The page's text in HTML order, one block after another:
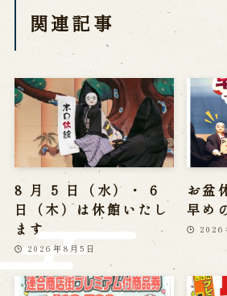
WEB予約
メールフォー
お電話で予約
求人情報
※株式会社うずのくに南あわじの求人情
関連施設
通販サイトうずのくに
道の駅うずしお
うずの丘大鳴門橋記念館
関連記事
8 月 5 日（水）・ 6
日（木）は休館いたし
ます
2026年8月5日
お盆
早め
2026